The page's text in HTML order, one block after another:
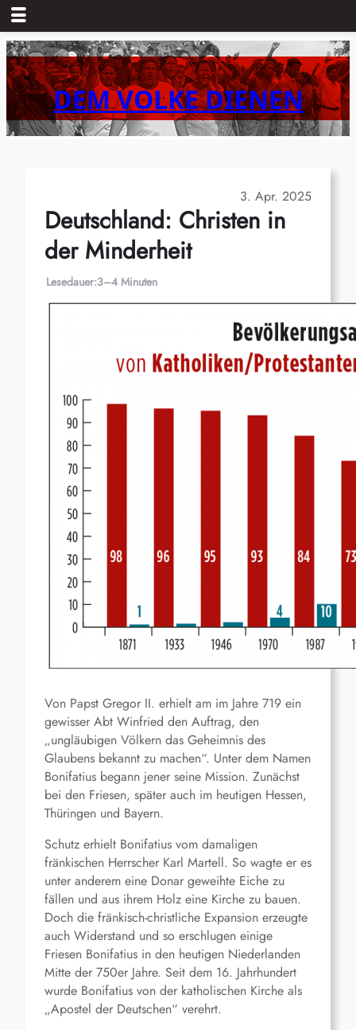
Zum
Inhalt
springenDEM VOLKE DIENEN
3. Apr. 2025
Deutschland: Christen in
der Minderheit
Lesedauer:3–4 Minuten
Von Papst Gregor II. erhielt am im Jahre 719 ein
gewisser Abt Winfried den Auftrag, den
„ungläubigen Völkern das Geheimnis des
Glaubens bekannt zu machen“. Unter dem Namen
Bonifatius begann jener seine Mission. Zunächst
bei den Friesen, später auch im heutigen Hessen,
Thüringen und Bayern.
Schutz erhielt Bonifatius vom damaligen
fränkischen Herrscher Karl Martell. So wagte er es
unter anderem eine Donar geweihte Eiche zu
fällen und aus ihrem Holz eine Kirche zu bauen.
Doch die fränkisch-christliche Expansion erzeugte
auch Widerstand und so erschlugen einige
Friesen Bonifatius in den heutigen Niederlanden
Mitte der 750er Jahre. Seit dem 16. Jahrhundert
wurde Bonifatius von der katholischen Kirche als
„Apostel der Deutschen“ verehrt.